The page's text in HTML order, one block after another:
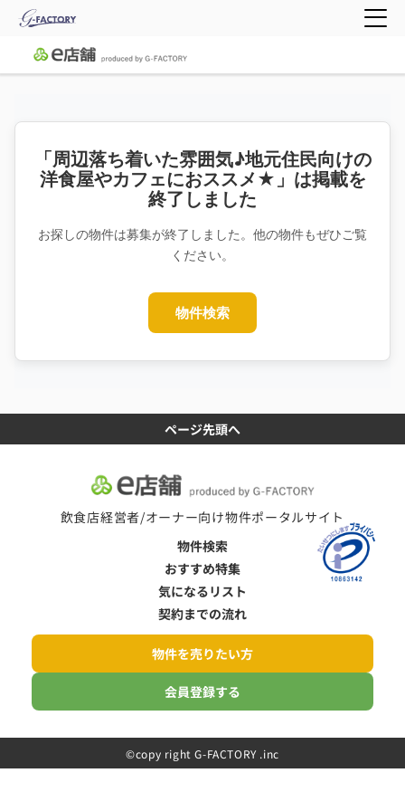
「周辺落ち着いた雰囲気♪地元住民向けの
洋食屋やカフェにおススメ★」は掲載を
終了しました
お探しの物件は募集が終了しました。他の物件もぜひご覧
ください。
物件検索
ページ先頭へ
飲食店経営者/オーナー向け物件ポータルサイト
物件検索
おすすめ特集
気になるリスト
契約までの流れ
物件を売りたい方
会員登録する
©️copy right G-FACTORY .inc